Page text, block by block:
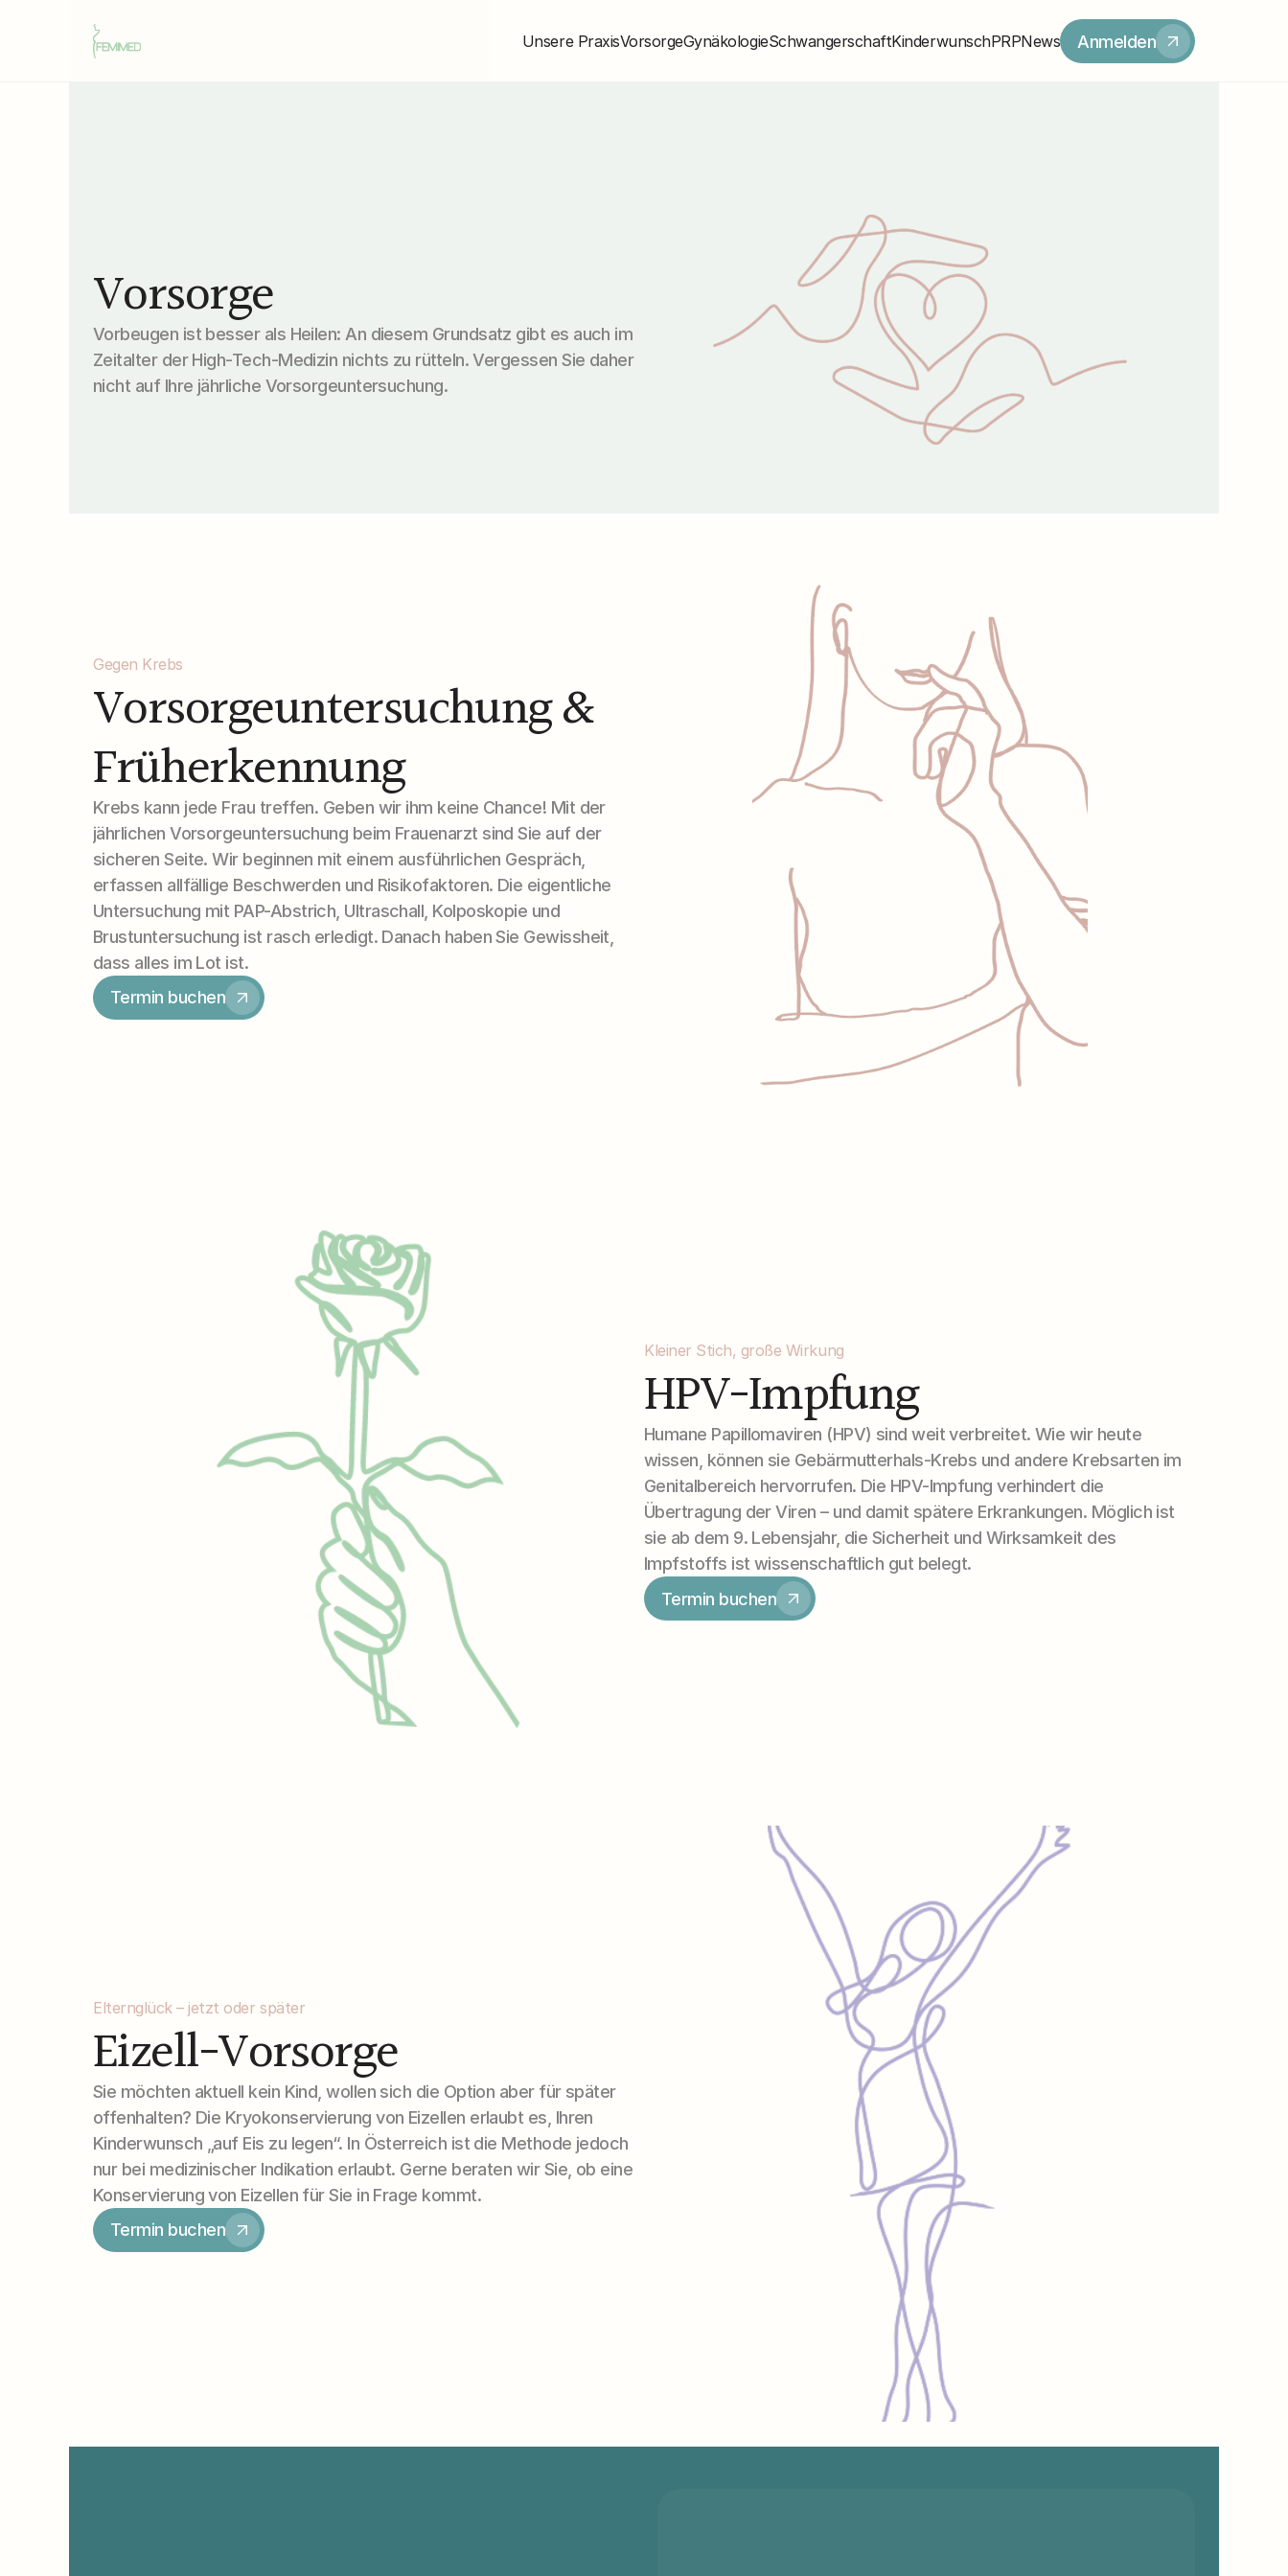
Unsere PraxisVorsorgeGynäkologieSchwangerschaftKinderwunschPRPNews Anmelden
Vorsorge
Vorbeugen ist besser als Heilen: An diesem Grundsatz gibt es auch im
Zeitalter der High-Tech-Medizin nichts zu rütteln. Vergessen Sie daher
nicht auf Ihre jährliche Vorsorgeuntersuchung.
Gegen Krebs
Vorsorgeuntersuchung &
Früherkennung
Krebs kann jede Frau treffen. Geben wir ihm keine Chance! Mit der
jährlichen Vorsorgeuntersuchung beim Frauenarzt sind Sie auf der
sicheren Seite. Wir beginnen mit einem ausführlichen Gespräch,
erfassen allfällige Beschwerden und Risikofaktoren. Die eigentliche
Untersuchung mit PAP-Abstrich, Ultraschall, Kolposkopie und
Brustuntersuchung ist rasch erledigt. Danach haben Sie Gewissheit,
dass alles im Lot ist.
Termin buchen
Kleiner Stich, große Wirkung
HPV-Impfung
Humane Papillomaviren (HPV) sind weit verbreitet. Wie wir heute
wissen, können sie Gebärmutterhals-Krebs und andere Krebsarten im
Genitalbereich hervorrufen. Die HPV-Impfung verhindert die
Übertragung der Viren – und damit spätere Erkrankungen. Möglich ist
sie ab dem 9. Lebensjahr, die Sicherheit und Wirksamkeit des
Impfstoffs ist wissenschaftlich gut belegt.
Termin buchen
Elternglück – jetzt oder später
Eizell-Vorsorge
Sie möchten aktuell kein Kind, wollen sich die Option aber für später
offenhalten? Die Kryokonservierung von Eizellen erlaubt es, Ihren
Kinderwunsch „auf Eis zu legen“. In Österreich ist die Methode jedoch
nur bei medizinischer Indikation erlaubt. Gerne beraten wir Sie, ob eine
Konservierung von Eizellen für Sie in Frage kommt.
Termin buchen